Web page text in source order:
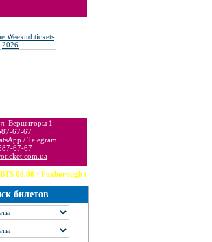
Вершигоры 1
67-67
/ Telegram:
67-67
· Foxborough (USA) --- Calvin Harris 06.08 ·
билетов